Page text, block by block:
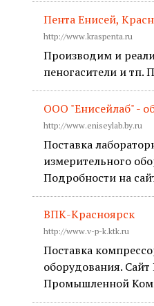
Пента Енисей,
http://www.kraspenta.ru
Производим и
пеногасители и тп.
ООО "Енисейлаб" -
http://www.eniseylab.by.ru
Поставка
измерительного
Подробности на
ВПК-Красноярск
http://www.v-p-k.ktk.ru
Поставка
оборудования.
Промышленной